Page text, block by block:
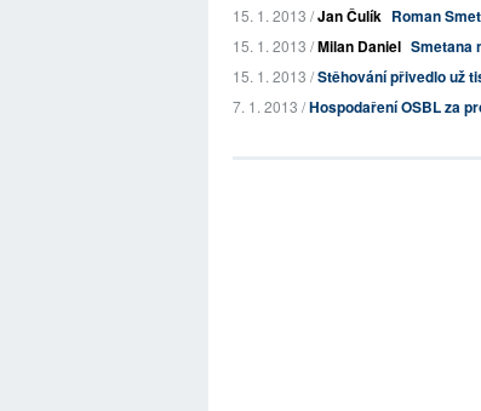
15. 1. 2013 /Jan Čulík Roman
15. 1. 2013 /Milan Daniel Smetana
15. 1. 2013 /Stěhování přivedlo už
7. 1. 2013 /Hospodaření OSBL za